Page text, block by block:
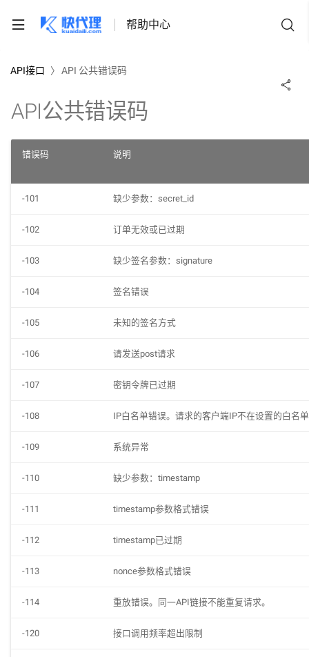
帮助中心
电脑
浏览器
个人认证方面
企业认证方面
变更认证方面
蛛迹风控系统
敬告用户合规声明
查询旗舰隧道当前IP
获取隧道代理Pro城市编码
获取隧道代理IP
检测私密代理有效性
获取私密代理的可用时长
获取独享代理IP
获取指定独享代理IP
获取海外动态代理隧道IP
获取海外动态代理国家编码
获取海外动态代理地区编码
私密代理开发手册
独享代理开发手册
API公共错误码
私密代理相关错误码
个人支付宝扫脸认证
个人微信扫脸认证
企业对公打款认证
个人认证方面
企业认证方面
快代理推广返利规则
API接口 〉 API 公共错误码
API公共错误码
错误码 说明
-101 缺少参数：secret_id
-102 订单无效或已过期
-103 缺少签名参数：signature
-104 签名错误
-105 未知的签名方式
-106 请发送post请求
-107 密钥令牌已过期
-108 IP白名单错误。请求的客户端IP不在设置的白名
-109 系统异常
-110 缺少参数：timestamp
-111 timestamp参数格式错误
-112 timestamp已过期
-113 nonce参数格式错误
-114 重放错误。同一API链接不能重复请求。
-120 接口调用频率超出限制